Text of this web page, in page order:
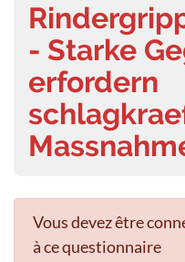
- Starke
erfordern
Vous devez être
à ce questionnaire